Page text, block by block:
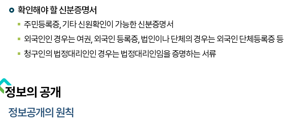
확인해야 할 신분증명서
주민등록증, 기타 신원확인이 가능한 신분증명서
외국인인 경우는 여권, 외국인 등록증, 법인이나 단체의 경우는 외국인 단체등록증 등
청구인의 법정대리인인 경우는 법정대리인임을 증명하는 서류
정보의 공개
정보공개의 원칙